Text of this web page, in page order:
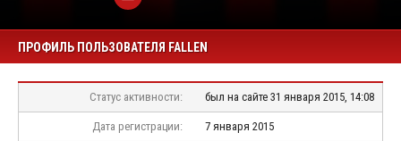
ПРОФИЛЬ ПОЛЬЗОВАТЕЛЯ FALLEN
Статус активности: был на сайте 31 января 2015, 14:08
Дата регистрации: 7 января 2015